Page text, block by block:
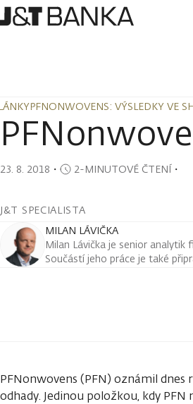
PFNONWOVENS: VÝSLEDKY VE
PFNONWOVENS: VÝSLEDKY VE
23. 8. 2018 ・ 2-MINUTOVÉ ČTENÍ・
J&T SPECIALISTA
MILAN LÁVIČKA
Milan Lávička je senior
Součástí jeho práce je také
PFNonwovens (PFN) oznámil dnes
odhady. Jedinou položkou, kdy PFN